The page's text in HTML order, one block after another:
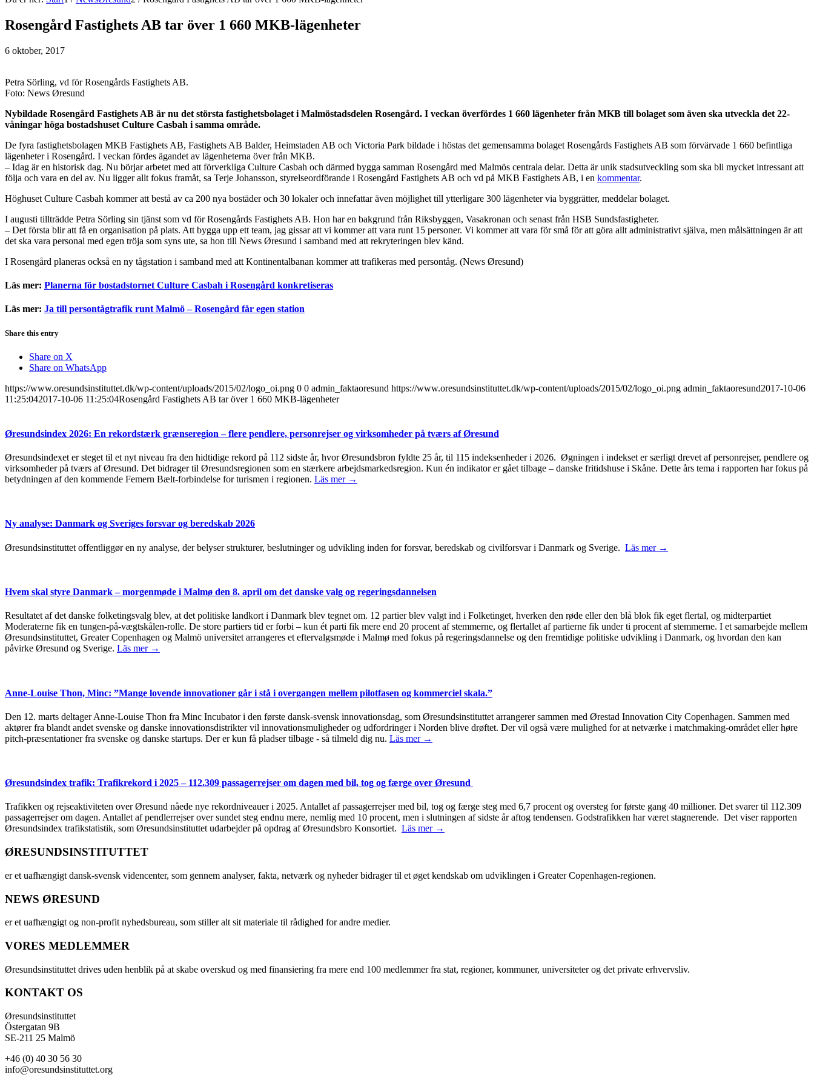
Rosengård Fastighets AB tar över 1 660 MKB-lägenheter
6 oktober, 2017
Petra Sörling, vd för Rosengårds Fastighets AB.
Foto: News Øresund
Nybildade Rosengård Fastighets AB är nu det största fastighetsbolaget i Malmöstadsdelen Rosengård. I veckan överfördes 1 660 lägenheter från MKB till bolaget som även ska utveckla det 22-
våningar höga bostadshuset Culture Casbah i samma område.
De fyra fastighetsbolagen MKB Fastighets AB, Fastighets AB Balder, Heimstaden AB och Victoria Park bildade i höstas det gemensamma bolaget Rosengårds Fastighets AB som förvärvade 1 660 befintliga
lägenheter i Rosengård. I veckan fördes ägandet av lägenheterna över från MKB.
– Idag är en historisk dag. Nu börjar arbetet med att förverkliga Culture Casbah och därmed bygga samman Rosengård med Malmös centrala delar. Detta är unik stadsutveckling som ska bli mycket intressant att
följa och vara en del av. Nu ligger allt fokus framåt, sa Terje Johansson, styrelseordförande i Rosengård Fastighets AB och vd på MKB Fastighets AB, i en kommentar.
Höghuset Culture Casbah kommer att bestå av ca 200 nya bostäder och 30 lokaler och innefattar även möjlighet till ytterligare 300 lägenheter via byggrätter, meddelar bolaget.
I augusti tillträdde Petra Sörling sin tjänst som vd för Rosengårds Fastighets AB. Hon har en bakgrund från Riksbyggen, Vasakronan och senast från HSB Sundsfastigheter.
– Det första blir att få en organisation på plats. Att bygga upp ett team, jag gissar att vi kommer att vara runt 15 personer. Vi kommer att vara för små för att göra allt administrativt själva, men målsättningen är att
det ska vara personal med egen tröja som syns ute, sa hon till News Øresund i samband med att rekryteringen blev känd.
I Rosengård planeras också en ny tågstation i samband med att Kontinentalbanan kommer att trafikeras med persontåg. (News Øresund)
Läs mer: Planerna för bostadstornet Culture Casbah i Rosengård konkretiseras
Läs mer: Ja till persontågtrafik runt Malmö – Rosengård får egen station
Share this entry
Share on X
Share on WhatsApp
https://www.oresundsinstituttet.dk/wp-content/uploads/2015/02/logo_oi.png 0 0 admin_faktaoresund https://www.oresundsinstituttet.dk/wp-content/uploads/2015/02/logo_oi.png admin_faktaoresund2017-10-06
11:25:042017-10-06 11:25:04Rosengård Fastighets AB tar över 1 660 MKB-lägenheter
Øresundsindex 2026: En rekordstærk grænseregion – flere pendlere, personrejser og virksomheder på tværs af Øresund
Øresundsindexet er steget til et nyt niveau fra den hidtidige rekord på 112 sidste år, hvor Øresundsbron fyldte 25 år, til 115 indeksenheder i 2026. Øgningen i indekset er særligt drevet af personrejser, pendlere og
virksomheder på tværs af Øresund. Det bidrager til Øresundsregionen som en stærkere arbejdsmarkedsregion. Kun én indikator er gået tilbage – danske fritidshuse i Skåne. Dette års tema i rapporten har fokus på
betydningen af den kommende Femern Bælt-forbindelse for turismen i regionen. Läs mer →
Ny analyse: Danmark og Sveriges forsvar og beredskab 2026
Øresundsinstituttet offentliggør en ny analyse, der belyser strukturer, beslutninger og udvikling inden for forsvar, beredskab og civilforsvar i Danmark og Sverige. Läs mer →
Hvem skal styre Danmark – morgenmøde i Malmø den 8. april om det danske valg og regeringsdannelsen
Resultatet af det danske folketingsvalg blev, at det politiske landkort i Danmark blev tegnet om. 12 partier blev valgt ind i Folketinget, hverken den røde eller den blå blok fik eget flertal, og midterpartiet
Moderaterne fik en tungen-på-vægtskålen-rolle. De store partiers tid er forbi – kun ét parti fik mere end 20 procent af stemmerne, og flertallet af partierne fik under ti procent af stemmerne. I et samarbejde mellem
Øresundsinstituttet, Greater Copenhagen og Malmö universitet arrangeres et eftervalgsmøde i Malmø med fokus på regeringsdannelse og den fremtidige politiske udvikling i Danmark, og hvordan den kan
påvirke Øresund og Sverige. Läs mer →
Anne-Louise Thon, Minc: ”Mange lovende innovationer går i stå i overgangen mellem pilotfasen og kommerciel skala.”
Den 12. marts deltager Anne-Louise Thon fra Minc Incubator i den første dansk-svensk innovationsdag, som Øresundsinstituttet arrangerer sammen med Ørestad Innovation City Copenhagen. Sammen med
aktører fra blandt andet svenske og danske innovationsdistrikter vil innovationsmuligheder og udfordringer i Norden blive drøftet. Der vil også være mulighed for at netværke i matchmaking-området eller høre
pitch-præsentationer fra svenske og danske startups. Der er kun få pladser tilbage - så tilmeld dig nu. Läs mer →
Øresundsindex trafik: Trafikrekord i 2025 – 112.309 passagerrejser om dagen med bil, tog og færge over Øresund
Trafikken og rejseaktiviteten over Øresund nåede nye rekordniveauer i 2025. Antallet af passagerrejser med bil, tog og færge steg med 6,7 procent og oversteg for første gang 40 millioner. Det svarer til 112.309
passagerrejser om dagen. Antallet af pendlerrejser over sundet steg endnu mere, nemlig med 10 procent, men i slutningen af sidste år aftog tendensen. Godstrafikken har været stagnerende. Det viser rapporten
Øresundsindex trafikstatistik, som Øresundsinstituttet udarbejder på opdrag af Øresundsbro Konsortiet. Läs mer →
ØRESUNDSINSTITUTTET
er et uafhængigt dansk-svensk videncenter, som gennem analyser, fakta, netværk og nyheder bidrager til et øget kendskab om udviklingen i Greater Copenhagen-regionen.
NEWS ØRESUND
er et uafhængigt og non-profit nyhedsbureau, som stiller alt sit materiale til rådighed for andre medier.
VORES MEDLEMMER
Øresundsinstituttet drives uden henblik på at skabe overskud og med finansiering fra mere end 100 medlemmer fra stat, regioner, kommuner, universiteter og det private erhvervsliv.
KONTAKT OS
Øresundsinstituttet
Östergatan 9B
SE-211 25 Malmö
+46 (0) 40 30 56 30
info@oresundsinstituttet.org